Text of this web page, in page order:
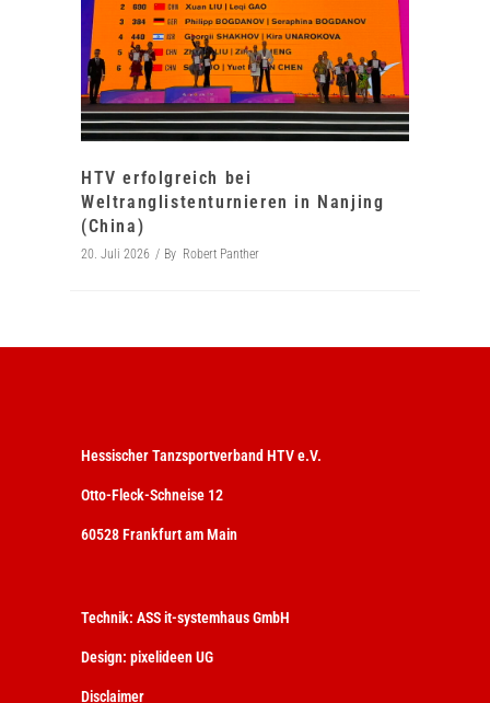
HTV erfolgreich bei
Weltranglistenturnieren in Nanjing
(China)
20. Juli 2026 By Robert Panther
Hessischer Tanzsportverband HTV e.V.
Otto-Fleck-Schneise 12
60528 Frankfurt am Main
Technik: ASS it-systemhaus GmbH
Design: pixelideen UG
Disclaimer